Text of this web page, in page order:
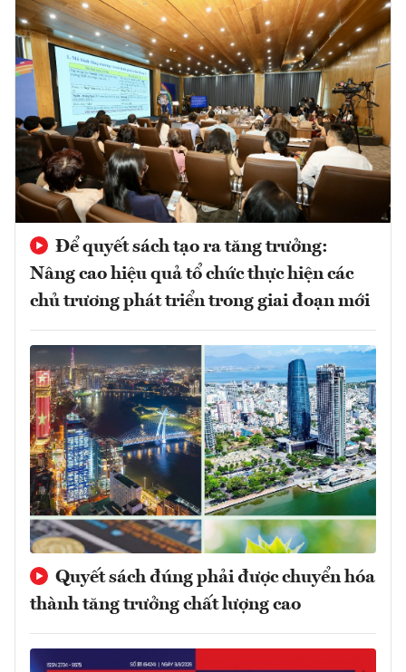
Để quyết sách tạo ra tăng trưởng:
Nâng cao hiệu quả tổ chức thực hiện các
chủ trương phát triển trong giai đoạn mới
Quyết sách đúng phải được chuyển hóa
thành tăng trưởng chất lượng cao